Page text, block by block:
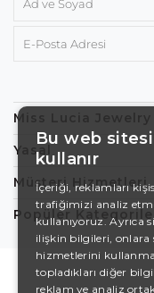
Miss Lucia Jewelry
Yasal
Müşteri Hizmetleri
Popüler
Bu web
kullanır
İçeriği, reklamları
trafiğimizi analiz
kullanıyoruz. Ayrıca
ilişkin bilgileri, onlara
hizmetlerini
topladıkları diğer
reklam ve analiz